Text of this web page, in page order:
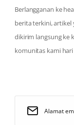
Berlangganan ke
berita terkini, artikel
dikirim langsung ke
komunitas kami